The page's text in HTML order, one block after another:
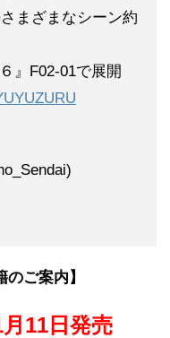
まざまなシーン約
』F02-01で展開
のご案内】
11日発売